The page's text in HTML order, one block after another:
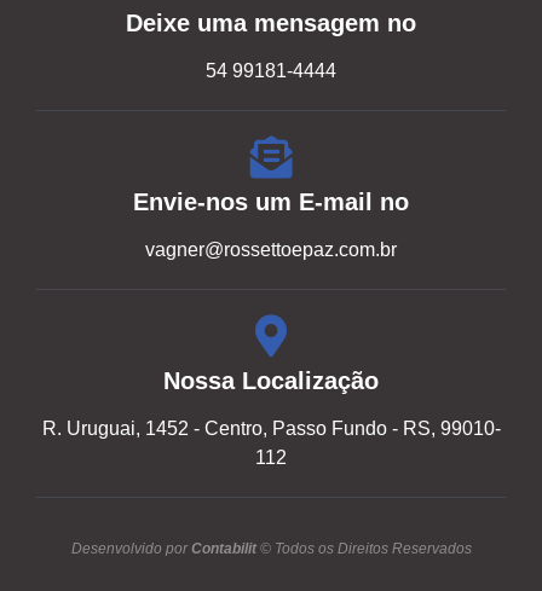
Deixe uma mensagem no
54 99181-4444
Envie-nos um E-mail no
vagner@rossettoepaz.com.br
Nossa Localização
R. Uruguai, 1452 - Centro, Passo Fundo - RS, 99010-
112
Desenvolvido porContabilit© Todos os Direitos Reservados